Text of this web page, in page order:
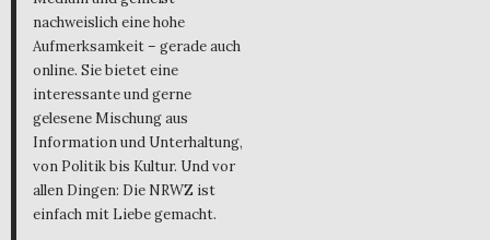
nachweislich eine hohe
Aufmerksamkeit – gerade auch
online. Sie bietet eine
interessante und gerne
gelesene Mischung aus
Information und Unterhaltung,
von Politik bis Kultur. Und vor
allen Dingen: Die NRWZ ist
einfach mit Liebe gemacht.